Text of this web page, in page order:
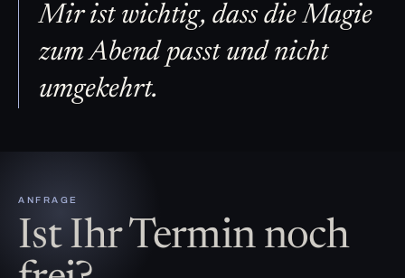
Mir ist wichtig, dass die Magie
zum Abend passt und nicht
umgekehrt.
ANFRAGE
Ist Ihr Termin noch